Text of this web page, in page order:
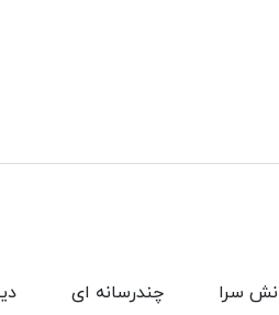
چندرسانه ای سرا